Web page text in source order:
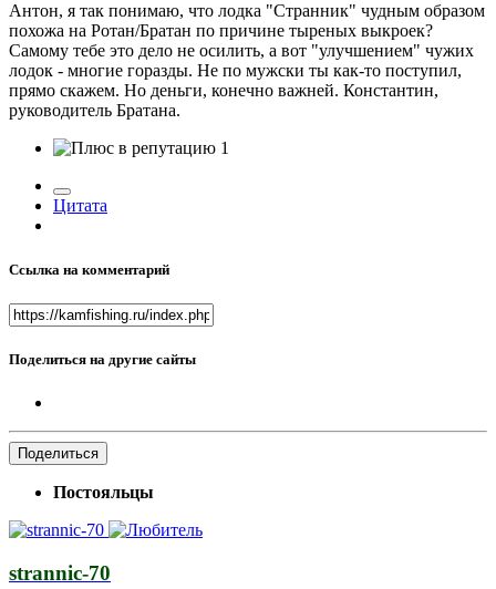
Антон, я так понимаю, что лодка "Странник" чудным образом
похожа на Ротан/Братан по причине тыреных выкроек?
Самому тебе это дело не осилить, а вот "улучшением" чужих
лодок - многие горазды. Не по мужски ты как-то поступил,
прямо скажем. Но деньги, конечно важней. Константин,
руководитель Братана.
1
Цитата
Ссылка на комментарий
Поделиться на другие сайты
Поделиться
Постояльцы
strannic-70